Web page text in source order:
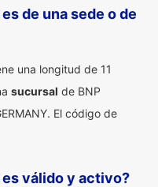
de una sede o de
una longitud de 11
sucursal de BNP
El código de
es válido y activo?